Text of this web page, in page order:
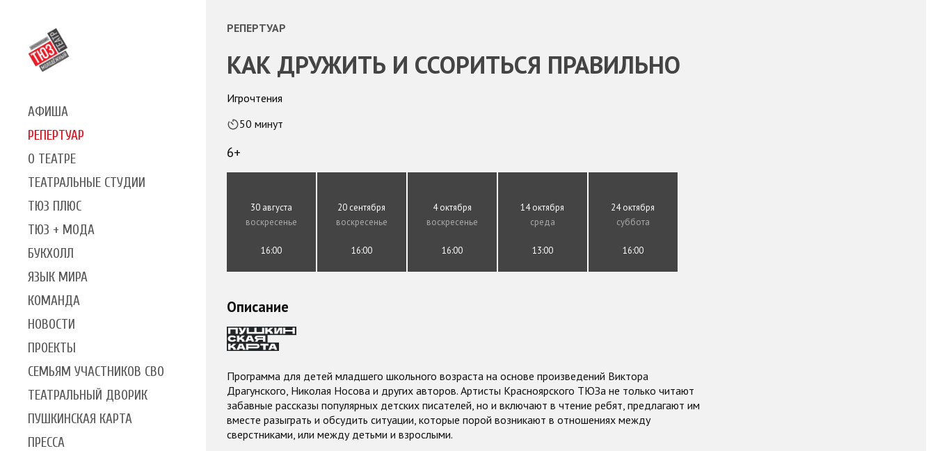
АФИША
РЕПЕРТУАР
О ТЕАТРЕ
ТЕАТРАЛЬНЫЕ СТУДИИ
ТЮЗ ПЛЮС
ТЮЗ + МОДА
БУКХОЛЛ
ЯЗЫК МИРА
КОМАНДА
НОВОСТИ
ПРОЕКТЫ
СЕМЬЯМ УЧАСТНИКОВ СВО
ТЕАТРАЛЬНЫЙ ДВОРИК
ПУШКИНСКАЯ КАРТА
ПРЕССА
РЕПЕРТУАР
КАК ДРУЖИТЬ И ССОРИТЬСЯ ПРАВИЛЬНО
Игрочтения
50 минут
6+
30 августа
воскресенье
16:00
20 сентября
воскресенье
16:00
4 октября
воскресенье
16:00
14 октября
среда
13:00
24 октября
суббота
16:00
Описание
Программа для детей младшего школьного возраста на основе произведений Виктора
Драгунского, Николая Носова и других авторов. Артисты Красноярского ТЮЗа не только читают
забавные рассказы популярных детских писателей, но и включают в чтение ребят, предлагают им
вместе разыграть и обсудить ситуации, которые порой возникают в отношениях между
сверстниками, или между детьми и взрослыми.